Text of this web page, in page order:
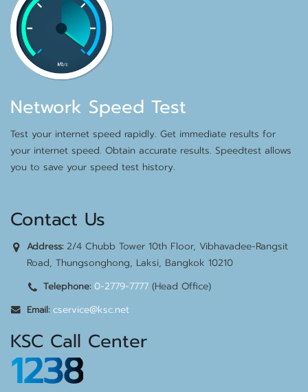
Network Speed Test
Test your internet speed rapidly. Get immediate results for
your internet speed. Obtain accurate results. Speedtest allows
you to save your speed test history.
Contact Us
Address:2/4 Chubb Tower 10th Floor, Vibhavadee-Rangsit
Road, Thungsonghong, Laksi, Bangkok 10210
Telephone: 0-2779-7777 (Head Office)
Email: cservice@ksc.net
KSC Call Center
1238